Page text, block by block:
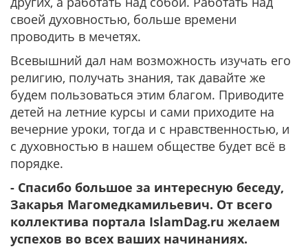
своей духовностью, больше времени
проводить в мечетях.
Всевышний дал нам возможность изучать его
религию, получать знания, так давайте же
будем пользоваться этим благом. Приводите
детей на летние курсы и сами приходите на
вечерние уроки, тогда и с нравственностью, и
с духовностью в нашем обществе будет всё в
порядке.
- Спасибо большое за интересную беседу,
Закарья Магомедкамильевич. От всего
коллектива портала IslamDag.ru желаем
успехов во всех ваших начинаниях.